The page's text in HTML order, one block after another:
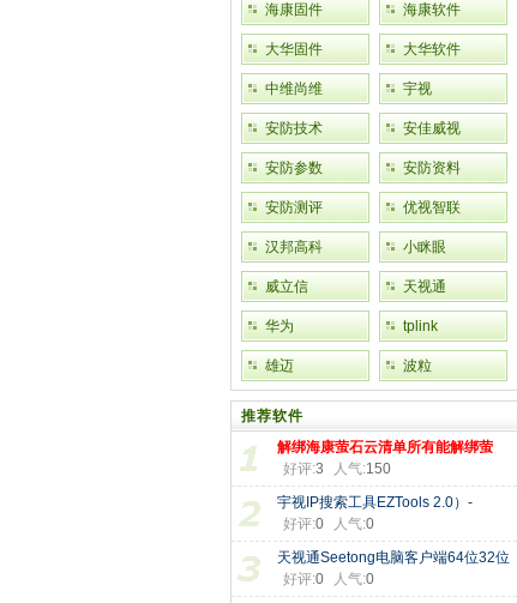
海康固件 海康软件
大华固件 大华软件
中维尚维 宇视
安防技术 安佳威视
安防参数 安防资料
安防测评 优视智联
汉邦高科 小眯眼
威立信 天视通
华为 tplink
雄迈 波粒
推荐软件
解绑海康萤石云清单所有能解绑萤
好评:3 人气:150
宇视IP搜索工具EZTools 2.0）-
EZTools
好评:0 人气:0
天视通Seetong电脑客户端64位32位
版本
好评:0 人气:0